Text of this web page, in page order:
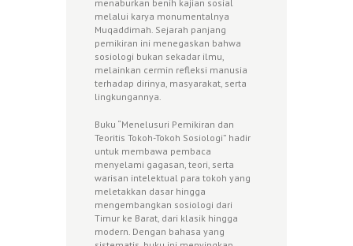
menaburkan benih kajian sosial
melalui karya monumentalnya
Muqaddimah. Sejarah panjang
pemikiran ini menegaskan bahwa
sosiologi bukan sekadar ilmu,
melainkan cermin refleksi manusia
terhadap dirinya, masyarakat, serta
lingkungannya.
Buku “Menelusuri Pemikiran dan
Teoritis Tokoh-Tokoh Sosiologi” hadir
untuk membawa pembaca
menyelami gagasan, teori, serta
warisan intelektual para tokoh yang
meletakkan dasar hingga
mengembangkan sosiologi dari
Timur ke Barat, dari klasik hingga
modern. Dengan bahasa yang